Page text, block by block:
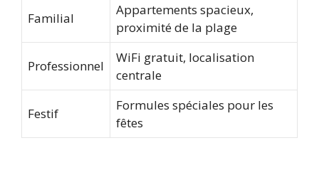
Familial
Appartements spacieux,
proximité de la plage
Professionnel
WiFi gratuit, localisation
centrale
Festif
Formules spéciales pour les
fêtes